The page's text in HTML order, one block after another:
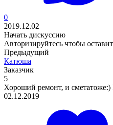
0
2019.12.02
Начать дискуссию
Авторизируйтесь чтобы
Предыдущий
Катюша
Заказчик
5
Хороший ремонт, и
02.12.2019